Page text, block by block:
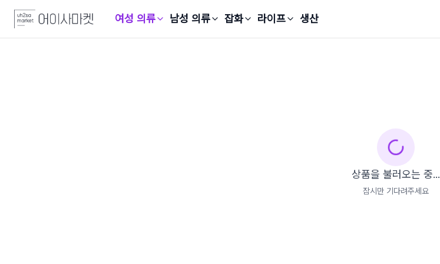
여성 의류 남성 의류 잡화 라이프 생산
상품을 불러오는 중...
잠시만 기다려주세요